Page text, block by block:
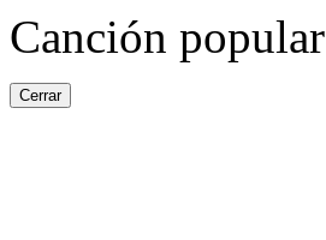
Canción popular
Cerrar